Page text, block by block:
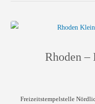
Rhoden
Freizeitstempelstelle